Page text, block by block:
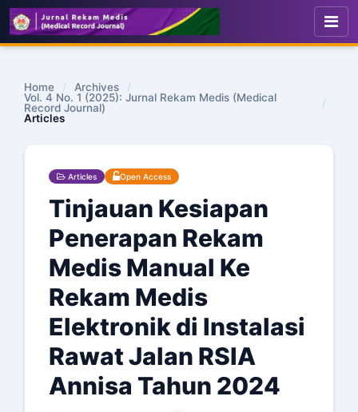
Home / Archives
/
Vol. 4 No. 1 (2025): Jurnal Rekam Medis (Medical
Record Journal)
/
Articles
Articles Open Access
Tinjauan Kesiapan
Penerapan Rekam
Medis Manual Ke
Rekam Medis
Elektronik di Instalasi
Rawat Jalan RSIA
Annisa Tahun 2024